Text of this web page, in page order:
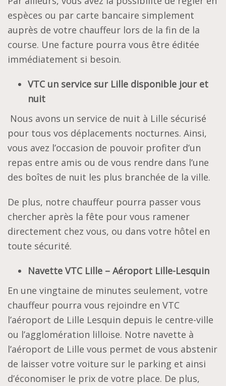
espèces ou par carte bancaire simplement
auprès de votre chauffeur lors de la fin de la
course. Une facture pourra vous être éditée
immédiatement si besoin.
VTC un service sur Lille disponible jour et
nuit
Nous avons un service de nuit à Lille sécurisé
pour tous vos déplacements nocturnes. Ainsi,
vous avez l’occasion de pouvoir profiter d’un
repas entre amis ou de vous rendre dans l’une
des boîtes de nuit les plus branchée de la ville.
De plus, notre chauffeur pourra passer vous
chercher après la fête pour vous ramener
directement chez vous, ou dans votre hôtel en
toute sécurité.
Navette VTC Lille – Aéroport Lille-Lesquin
En une vingtaine de minutes seulement, votre
chauffeur pourra vous rejoindre en VTC
l’aéroport de Lille Lesquin depuis le centre-ville
ou l’agglomération lilloise. Notre navette à
l’aéroport de Lille vous permet de vous abstenir
de laisser votre voiture sur le parking et ainsi
d’économiser le prix de votre place. De plus,